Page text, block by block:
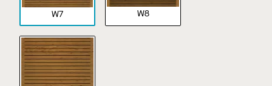
W7 W8